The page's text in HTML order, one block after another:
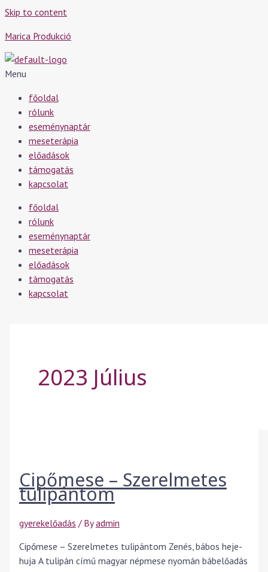
Skip to content
Marica Produkció
Menu
főoldal
rólunk
eseménynaptár
meseterápia
előadások
támogatás
kapcsolat
főoldal
rólunk
eseménynaptár
meseterápia
előadások
támogatás
kapcsolat
2023 Július
Cipőmese – Szerelmetes
tulipántom
gyerekelőadás / Byadmin
Cipőmese – Szerelmetes tulipántom Zenés, bábos heje-
huja A tulipán című magyar népmese nyomán bábelőadás